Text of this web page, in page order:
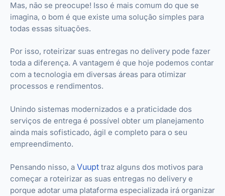
Mas, não se preocupe! Isso é mais comum do que se
imagina, o bom é que existe uma solução simples para
todas essas situações.
Por isso, roteirizar suas entregas no delivery pode fazer
toda a diferença. A vantagem é que hoje podemos contar
com a tecnologia em diversas áreas para otimizar
processos e rendimentos.
Unindo sistemas modernizados e a praticidade dos
serviços de entrega é possível obter um planejamento
ainda mais sofisticado, ágil e completo para o seu
empreendimento.
Pensando nisso, a Vuupt traz alguns dos motivos para
começar a roteirizar as suas entregas no delivery e
porque adotar uma plataforma especializada irá organizar